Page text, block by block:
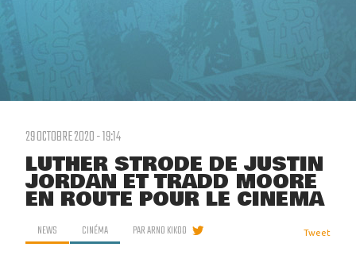
29 OCTOBRE 2020 - 19:14
LUTHER STRODE DE JUSTIN
JORDAN ET TRADD MOORE
EN ROUTE POUR LE CINÉMA
NEWS CINÉMA PARARNO KIKOO Tweet